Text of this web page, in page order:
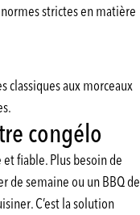
strictes en matière
classiques aux morceaux
congélo
fiable. Plus besoin de
de semaine ou un BBQ de
C’est la solution